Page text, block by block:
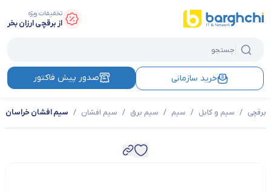
تخفیفات ویژه
از برقچی ارزان بخر
خرید سازمانی صدور پیش فاکتور
برقچی / سیم و کابل / سیم / سیم برق / سیم افشان / سیم افشان خراسان